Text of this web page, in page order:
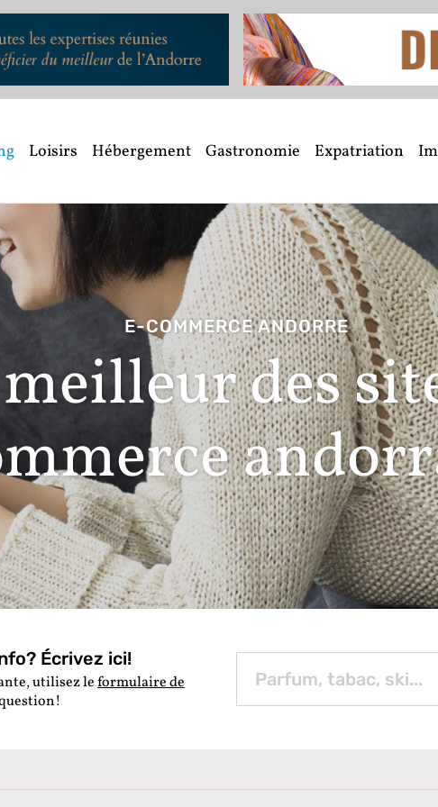
Loisirs Hébergement Gastronomie Expatriation
E-COMMERCE ANDORRE
des
Écrivez ici!
utilisez leformulaire de